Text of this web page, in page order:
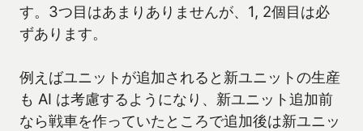
す。3つ目はあまりありませんが、1, 2個目は必
ずあります。
例えばユニットが追加されると新ユニットの生産
も AI は考慮するようになり、新ユニット追加前
なら戦車を作っていたところで追加後は新ユニッ